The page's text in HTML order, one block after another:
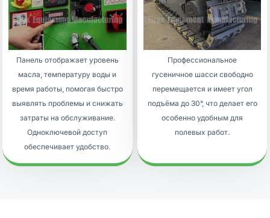
Панель отображает уровень
масла, температуру воды и
время работы, помогая быстро
выявлять проблемы и снижать
затраты на обслуживание.
Одноключевой доступ
обеспечивает удобство.
Профессиональное
гусеничное шасси свободно
перемещается и имеет угол
подъёма до 30°, что делает его
особенно удобным для
полевых работ.